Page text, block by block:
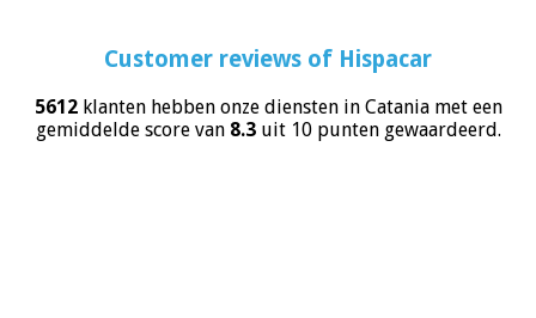
Customer reviews of Hispacar
5612klanten hebben onze diensten in Catania met een
gemiddelde score van 8.3uit 10 punten gewaardeerd.